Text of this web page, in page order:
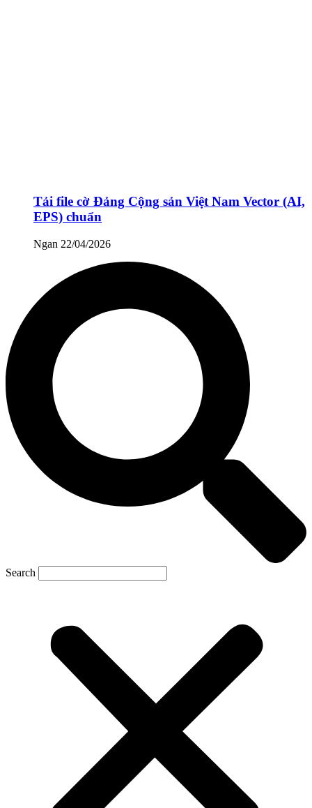
Tải file cờ Đảng Cộng sản Việt Nam Vector (AI,
EPS) chuẩn
Ngan 22/04/2026
Search